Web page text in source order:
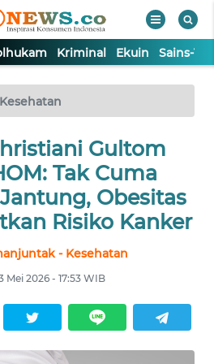
Kriminal Ekuin Sains-
Kesehatan
Gultom
Tak Cuma
Obesitas
Risiko Kanker
- Kesehatan
Mei 2026 - 17:53 WIB